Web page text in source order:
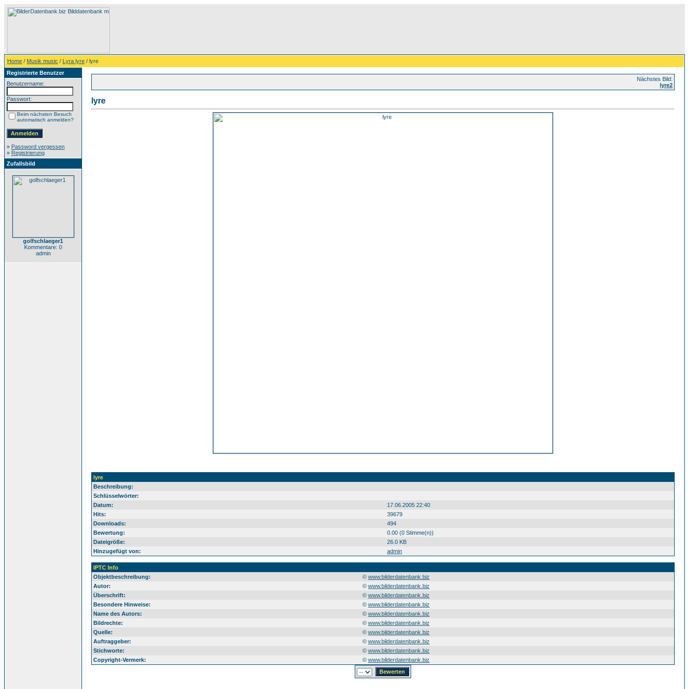
Home / Musik music / Lyra lyre / lyre
Registrierte Benutzer
Benutzername:
Passwort:
Beim nächsten Besuch
automatisch anmelden?
» Password vergessen
» Registrierung
Zufallsbild
golfschlaeger1
Kommentare: 0
admin
Nächstes Bild:
lyre2
lyre
lyre
Beschreibung:
Schlüsselwörter:
Datum:
17.06.2005 22:40
Hits:
39679
Downloads:
494
Bewertung:
0.00 (0 Stimme(n))
Dateigröße:
26.0 KB
Hinzugefügt von:
admin
IPTC Info
Objektbeschreibung:
© www.bilderdatenbank.biz
Autor:
© www.bilderdatenbank.biz
Überschrift:
© www.bilderdatenbank.biz
Besondere Hinweise:
© www.bilderdatenbank.biz
Name des Autors:
© www.bilderdatenbank.biz
Bildrechte:
© www.bilderdatenbank.biz
Quelle:
© www.bilderdatenbank.biz
Auftraggeber:
© www.bilderdatenbank.biz
Stichworte:
© www.bilderdatenbank.biz
Copyright-Vermerk:
© www.bilderdatenbank.biz